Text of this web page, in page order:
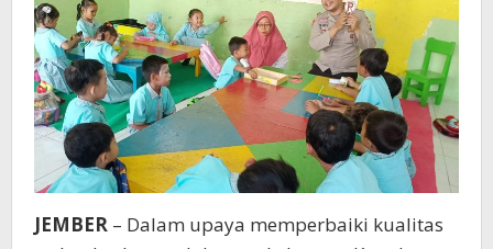
Sekolah
JEMBER – Dalam upaya memperbaiki kualitas